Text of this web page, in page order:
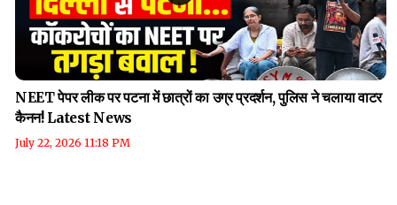
NEET पेपर लीक पर पटना में छात्रों का उग्र प्रदर्शन, पुलिस ने चलाया वाटर
कैनन! Latest News
July 22, 2026 11:18 PM